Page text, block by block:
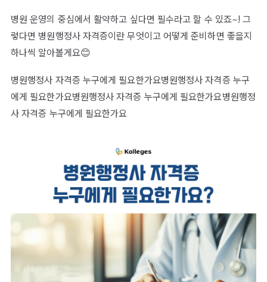
병원 운영의 중심에서 활약하고 싶다면 필수라고 할 수 있죠~! 그
렇다면 병원행정사 자격증이란 무엇이고 어떻게 준비하면 좋을지
하나씩 알아볼게요😊
병원행정사 자격증 누구에게 필요한가요병원행정사 자격증 누구
에게 필요한가요병원행정사 자격증 누구에게 필요한가요병원행정
사 자격증 누구에게 필요한가요